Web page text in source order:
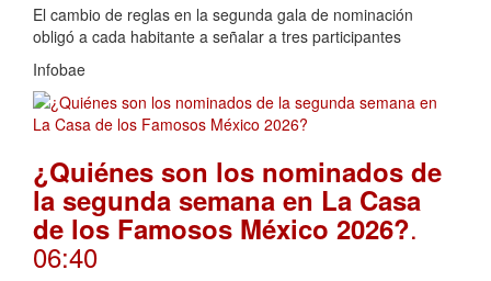
El cambio de reglas en la segunda gala de nominación
obligó a cada habitante a señalar a tres participantes
Infobae
¿Quiénes son los nominados de
la segunda semana en La Casa
de los Famosos México 2026?.
06:40